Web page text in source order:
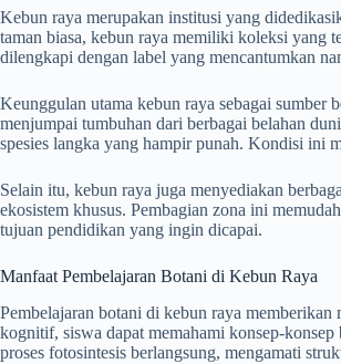
Kebun raya merupakan institusi yang
taman biasa, kebun raya memiliki koleksi yang
dilengkapi dengan label yang mencantumkan
Keunggulan utama kebun raya sebagai sumber
menjumpai tumbuhan dari berbagai belahan
spesies langka yang hampir punah. Kondisi ini
Selain itu, kebun raya juga menyediakan
ekosistem khusus. Pembagian zona ini
tujuan pendidikan yang ingin dicapai.
Manfaat Pembelajaran Botani di Kebun Raya
Pembelajaran botani di kebun raya
kognitif, siswa dapat memahami konsep-
proses fotosintesis berlangsung, mengamati